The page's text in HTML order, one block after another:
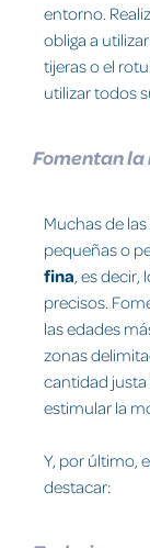
entorno.
obliga a
tijeras o el
utilizar todos
Fomentan
Muchas de
pequeñas o
fina , es decir,
precisos.
las edades
zonas
cantidad
estimular la
Y, por último,
destacar: